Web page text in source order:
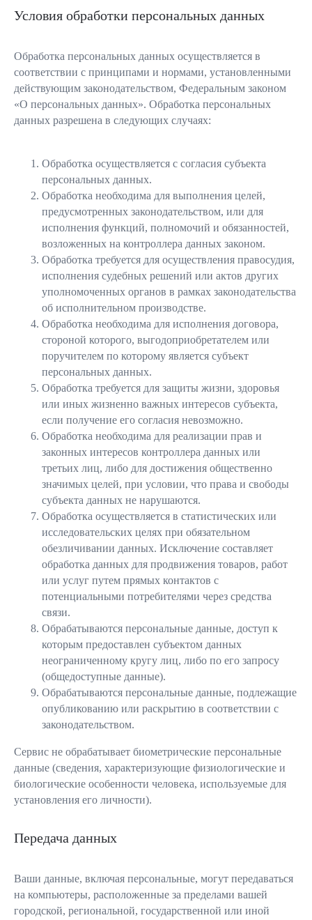
Условия обработки персональных данных
Обработка персональных данных осуществляется в
соответствии с принципами и нормами, установленными
действующим законодательством, Федеральным законом
«О персональных данных». Обработка персональных
данных разрешена в следующих случаях:
Обработка осуществляется с согласия субъекта
персональных данных.
Обработка необходима для выполнения целей,
предусмотренных законодательством, или для
исполнения функций, полномочий и обязанностей,
возложенных на контроллера данных законом.
Обработка требуется для осуществления правосудия,
исполнения судебных решений или актов других
уполномоченных органов в рамках законодательства
об исполнительном производстве.
Обработка необходима для исполнения договора,
стороной которого, выгодоприобретателем или
поручителем по которому является субъект
персональных данных.
Обработка требуется для защиты жизни, здоровья
или иных жизненно важных интересов субъекта,
если получение его согласия невозможно.
Обработка необходима для реализации прав и
законных интересов контроллера данных или
третьих лиц, либо для достижения общественно
значимых целей, при условии, что права и свободы
субъекта данных не нарушаются.
Обработка осуществляется в статистических или
исследовательских целях при обязательном
обезличивании данных. Исключение составляет
обработка данных для продвижения товаров, работ
или услуг путем прямых контактов с
потенциальными потребителями через средства
связи.
Обрабатываются персональные данные, доступ к
которым предоставлен субъектом данных
неограниченному кругу лиц, либо по его запросу
(общедоступные данные).
Обрабатываются персональные данные, подлежащие
опубликованию или раскрытию в соответствии с
законодательством.
Сервис не обрабатывает биометрические персональные
данные (сведения, характеризующие физиологические и
биологические особенности человека, используемые для
установления его личности).
Передача данных
Ваши данные, включая персональные, могут передаваться
на компьютеры, расположенные за пределами вашей
городской, региональной, государственной или иной